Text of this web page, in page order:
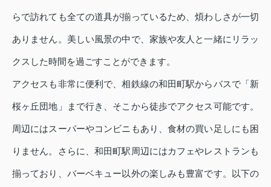
らで訪れても全ての道具が揃っているため、煩わしさが一切
ありません。美しい風景の中で、家族や友人と一緒にリラッ
クスした時間を過ごすことができます。
アクセスも非常に便利で、相鉄線の和田町駅からバスで「新
桜ヶ丘団地」まで行き、そこから徒歩でアクセス可能です。
周辺にはスーパーやコンビニもあり、食材の買い足しにも困
りません。さらに、和田町駅周辺にはカフェやレストランも
揃っており、バーベキュー以外の楽しみも豊富です。以下の